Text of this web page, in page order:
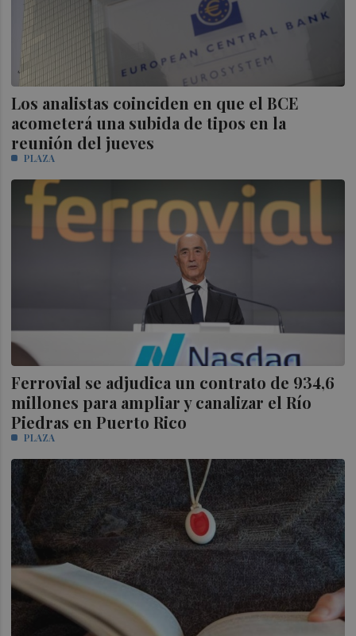
Los analistas coinciden en que el BCE
acometerá una subida de tipos en la
reunión del jueves
PLAZA
Ferrovial se adjudica un contrato de 934,6
millones para ampliar y canalizar el Río
Piedras en Puerto Rico
PLAZA